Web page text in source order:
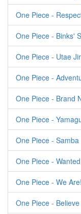
One Piece -
One Piece - Binks'
One Piece - Utae
One Piece -
One Piece - Brand
One Piece -
One Piece -
One Piece - Wanted
One Piece - We
One Piece - Believe